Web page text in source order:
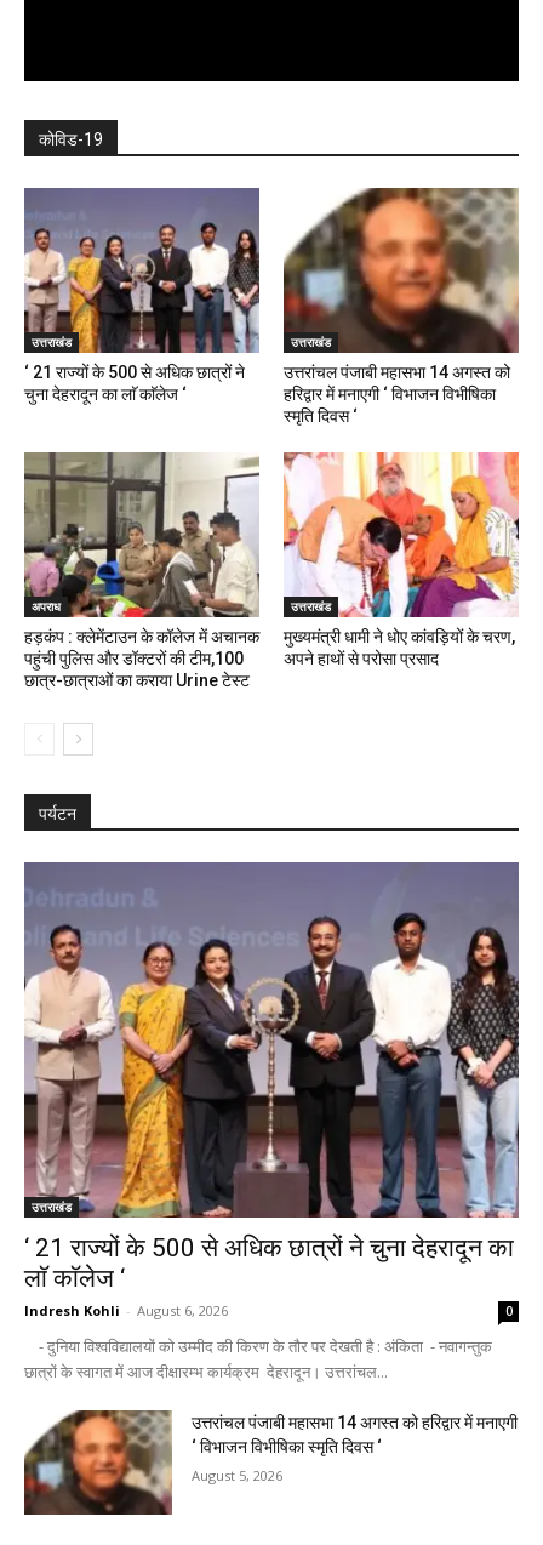
कोविड-19
उत्तराखंड
‘ 21 राज्यों के 500 से अधिक छात्रों ने
चुना देहरादून का लाॅ काॅलेज ‘
उत्तराखंड
उत्तरांचल पंजाबी महासभा 14 अगस्त को
हरिद्वार में मनाएगी ‘ विभाजन विभीषिका
स्मृति दिवस ‘
अपराध
हड़कंप : क्लेमेंटाउन के कॉलेज में अचानक
पहुंची पुलिस और डॉक्टरों की टीम,100
छात्र-छात्राओं का कराया Urine टेस्ट
उत्तराखंड
मुख्यमंत्री धामी ने धोए कांवड़ियों के चरण,
अपने हाथों से परोसा प्रसाद
पर्यटन
उत्तराखंड
‘ 21 राज्यों के 500 से अधिक छात्रों ने चुना देहरादून का
लाॅ काॅलेज ‘
Indresh Kohli - August 6, 2026 0
- दुनिया विश्वविद्यालयों को उम्मीद की किरण के तौर पर देखती है : अंकिता - नवागन्तुक
छात्रों के स्वागत में आज दीक्षारम्भ कार्यक्रम देहरादून। उत्तरांचल...
उत्तरांचल पंजाबी महासभा 14 अगस्त को हरिद्वार में मनाएगी
‘ विभाजन विभीषिका स्मृति दिवस ‘
August 5, 2026